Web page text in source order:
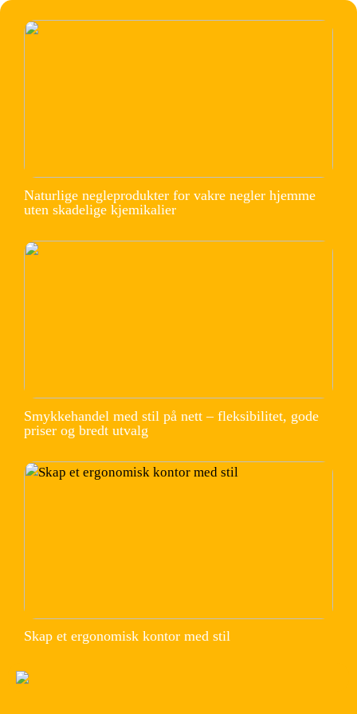
Naturlige negleprodukter for vakre negler hjemme
uten skadelige kjemikalier
Smykkehandel med stil på nett – fleksibilitet, gode
priser og bredt utvalg
Skap et ergonomisk kontor med stil